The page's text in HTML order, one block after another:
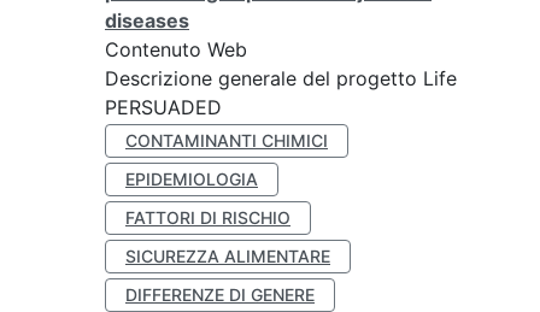
diseases
Contenuto Web
Descrizione generale del progetto Life
PERSUADED
CONTAMINANTI CHIMICI
EPIDEMIOLOGIA
FATTORI DI RISCHIO
SICUREZZA ALIMENTARE
DIFFERENZE DI GENERE